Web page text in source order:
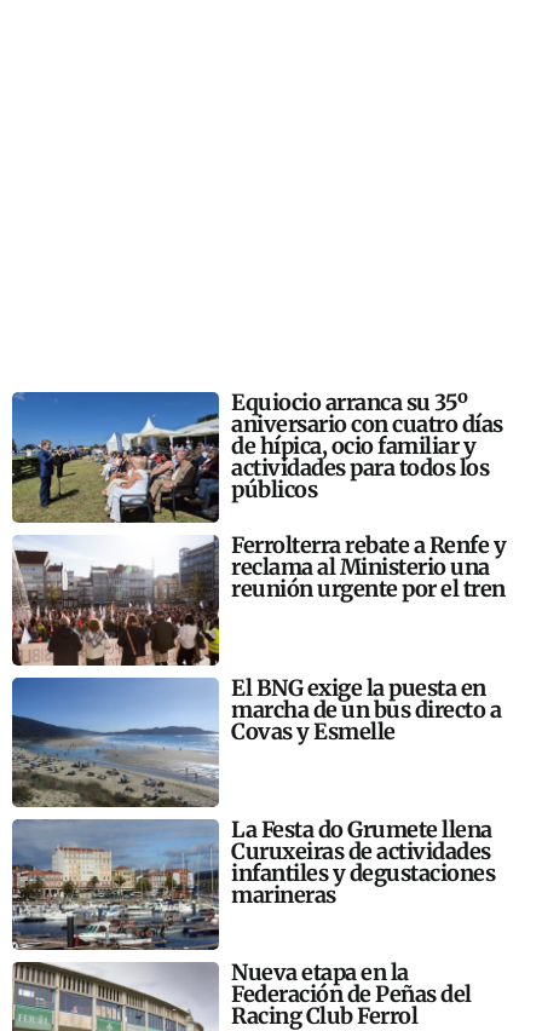
Equiocio arranca su 35º
aniversario con cuatro días
de hípica, ocio familiar y
actividades para todos los
públicos
Ferrolterra rebate a Renfe y
reclama al Ministerio una
reunión urgente por el tren
El BNG exige la puesta en
marcha de un bus directo a
Covas y Esmelle
La Festa do Grumete llena
Curuxeiras de actividades
infantiles y degustaciones
marineras
Nueva etapa en la
Federación de Peñas del
Racing Club Ferrol